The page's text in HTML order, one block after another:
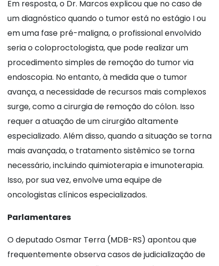
Em resposta, o Dr. Marcos explicou que no caso de
um diagnóstico quando o tumor está no estágio I ou
em uma fase pré-maligna, o profissional envolvido
seria o coloproctologista, que pode realizar um
procedimento simples de remoção do tumor via
endoscopia. No entanto, à medida que o tumor
avança, a necessidade de recursos mais complexos
surge, como a cirurgia de remoção do cólon. Isso
requer a atuação de um cirurgião altamente
especializado. Além disso, quando a situação se torna
mais avançada, o tratamento sistêmico se torna
necessário, incluindo quimioterapia e imunoterapia.
Isso, por sua vez, envolve uma equipe de
oncologistas clínicos especializados.
Parlamentares
O deputado Osmar Terra (MDB-RS) apontou que
frequentemente observa casos de judicialização de